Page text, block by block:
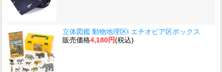
立体図鑑 動物地理区I エチオピア区ボックス
販売価格4,180円(税込)